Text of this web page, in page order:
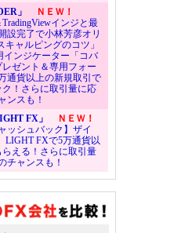
」
ＮＥＷ！
インジと最
設完了で小林芳彦オリ
ャルピングのコツ」
インジケーター「コバ
ゼント＆専用フォー
通貨以上の新規取引で
！さらに取引量に応
ンスも！
FX」
ＮＥＷ！
ッシュバック】ザイ
LIGHT FXで5万通貨以
える！さらに取引量
チャンスも！